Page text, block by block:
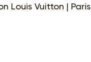
Louis Vuitton | Paris